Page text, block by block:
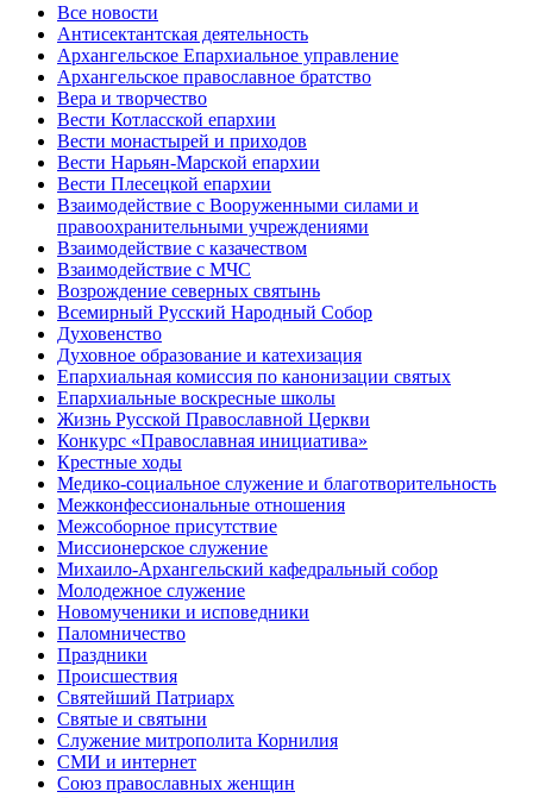
Все новости
Антисектантская деятельность
Архангельское Епархиальное управление
Архангельское православное братство
Вера и творчество
Вести Котласской епархии
Вести монастырей и приходов
Вести Нарьян-Марской епархии
Вести Плесецкой епархии
Взаимодействие с Вооруженными силами и
правоохранительными учреждениями
Взаимодействие с казачеством
Взаимодействие с МЧС
Возрождение северных святынь
Всемирный Русский Народный Собор
Духовенство
Духовное образование и катехизация
Епархиальная комиссия по канонизации святых
Епархиальные воскресные школы
Жизнь Русской Православной Церкви
Конкурс «Православная инициатива»
Крестные ходы
Медико-социальное служение и благотворительность
Межконфессиональные отношения
Межсоборное присутствие
Миссионерское служение
Михаило-Архангельский кафедральный собор
Молодежное служение
Новомученики и исповедники
Паломничество
Праздники
Происшествия
Святейший Патриарх
Святые и святыни
Служение митрополита Корнилия
СМИ и интернет
Союз православных женщин